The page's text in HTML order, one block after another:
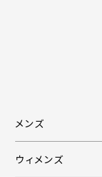
メンズ
ウィメンズ